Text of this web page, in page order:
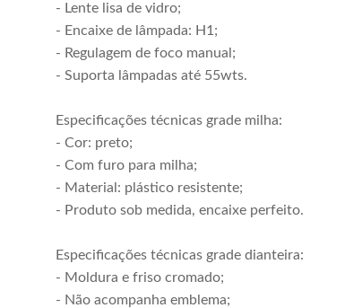
- Lente lisa de vidro;
- Encaixe de lâmpada: H1;
- Regulagem de foco manual;
- Suporta lâmpadas até 55wts.
Especificações técnicas grade milha:
- Cor: preto;
- Com furo para milha;
- Material: plástico resistente;
- Produto sob medida, encaixe perfeito.
Especificações técnicas grade dianteira:
- Moldura e friso cromado;
- Não acompanha emblema;